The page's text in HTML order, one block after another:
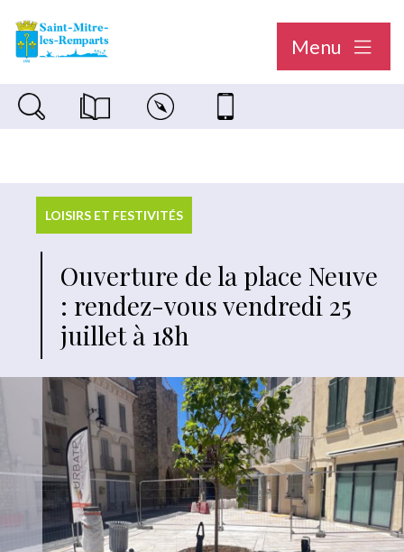
Menu
Recherche sur le siteMagazine municipal "Le Saint-Mitréen"
Carte interactiveNous contacter
LOISIRS ET FESTIVITÉS
Ouverture de la place Neuve
: rendez-vous vendredi 25
juillet à 18h